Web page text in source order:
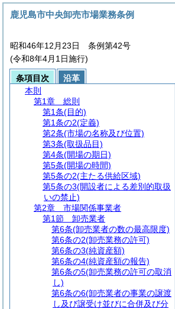
鹿児島市中央卸売市場業務条例
昭和46年12月23日 条例第42号
(令和8年4月1日施行)
条項目次
沿革
本則
第1章
総則
第1条(目的)
第1条の2(定義)
第2条(市場の名称及び位置)
第3条(取扱品目)
第4条(開場の期日)
第5条(開場の時間)
第5条の2(主たる供給区域)
第5条の3(開設者による差別的取扱
いの禁止)
第2章
市場関係事業者
第1節
卸売業者
第6条(卸売業者の数の最高限度)
第6条の2(卸売業務の許可)
第6条の3(純資産額)
第6条の4(純資産額の報告)
第6条の5(卸売業務の許可の取消
し)
第6条の6(卸売業者の事業の譲渡
し及び譲受け並びに合併及び分